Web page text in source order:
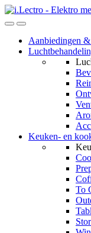
Skip
to
Skip
to
Aanbiedingen
Keuken- en
To